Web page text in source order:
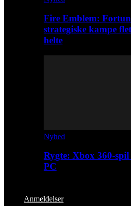
Fire Emblem:
strategiske kampe
helte
Nyhed
Rygte: Xbox 360-
PC
Anmeldelser